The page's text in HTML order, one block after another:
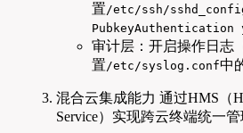
置/etc/ssh/
PubkeyAuthentication
审计层：开启操作日志
置/etc/syslog.conf中
混合云集成能力 通过HMS（
Service）实现跨云终端统一管